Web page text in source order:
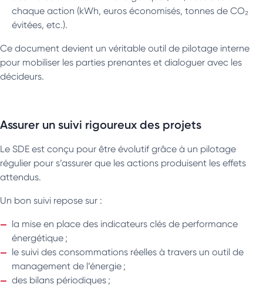
chaque action (kWh, euros économisés, tonnes de CO₂
évitées, etc.).
Ce document devient un véritable outil de pilotage interne
pour mobiliser les parties prenantes et dialoguer avec les
décideurs.
Assurer un suivi rigoureux des projets
Le SDE est conçu pour être évolutif grâce à un pilotage
régulier pour s’assurer que les actions produisent les effets
attendus.
Un bon suivi repose sur :
la mise en place des indicateurs clés de performance
énergétique ;
le suivi des consommations réelles à travers un outil de
management de l’énergie ;
des bilans périodiques ;